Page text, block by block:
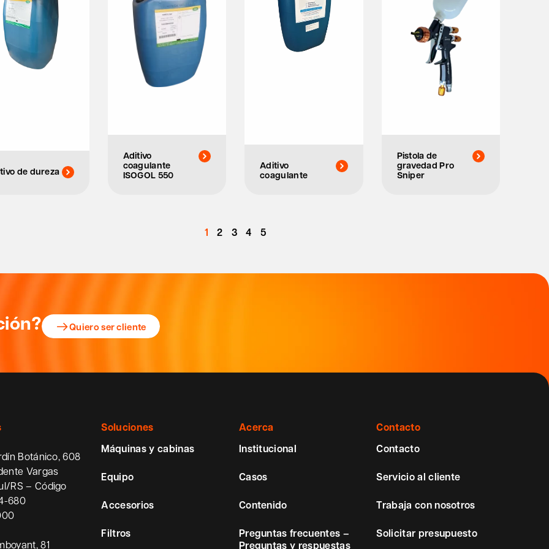
de dureza
Aditivo
coagulante
ISOGOL 550
Aditivo
coagulante
Pistola de
gravedad Pro
Sniper
1 2 3 4 5
Quiero ser cliente
Botánico, 608
Vargas
RS – Código
680
81
Soluciones
Máquinas y cabinas
Equipo
Accesorios
Filtros
Acerca
Institucional
Casos
Contenido
Preguntas frecuentes –
Preguntas y respuestas
Contacto
Contacto
Servicio al cliente
Trabaja con nosotros
Solicitar presupuesto